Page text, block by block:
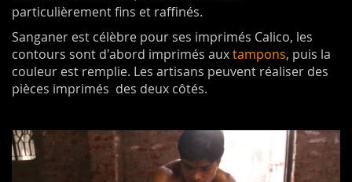
particulièrement fins et raffinés.
Sanganer est célèbre pour ses imprimés Calico, les
contours sont d'abord imprimés auxtampons, puis la
couleur est remplie. Les artisans peuvent réaliser des
pièces imprimés des deux côtés.